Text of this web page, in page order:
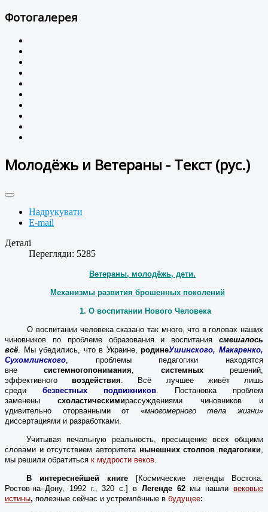
Фотогалерея
Молодёжь и Ветераны - Текст (рус.)
Надрукувати
E-mail
Деталі
Перегляди: 5285
Ветераны, молодёжь, дети.
Механизмы развития брошенных поколений
1. О воспитании Нового Человека
О воспитании человека сказано так много, что в головах наших
чиновников по проблеме образования и воспитания смешалось
всё. Мы убедились, что в Украине,родинеУшинского, Макаренко,
Сухомлинского, проблемы педагогики находятся
внесистемногопонимания, системныхрешений,
эффективноговоздействия.
Всё лучшее живёт лишь
среди безвестных подвижников.
Постановка проблем
замененысхоластическимирассуждениями чиновников и
удивительно оторванными от «многомерного тела жизни»
диссертациями и разработками.
Учитывая печальную реальность, пресыщение всех общими
словами и отсутствием авторитета нынешних столпов педагогики,
мы решили обратиться к мудрости веков.
В интереснейшей книге [Космические легенды Востока.
Ростов-на–Дону, 1992 г., 320 с.] в Легенде 62мы нашливековые
истины, полезные сейчас и устремлённые в будущее: